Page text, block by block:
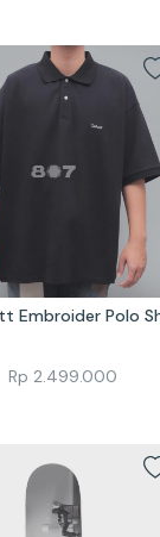
Embroider Polo
Rp 2.499.000